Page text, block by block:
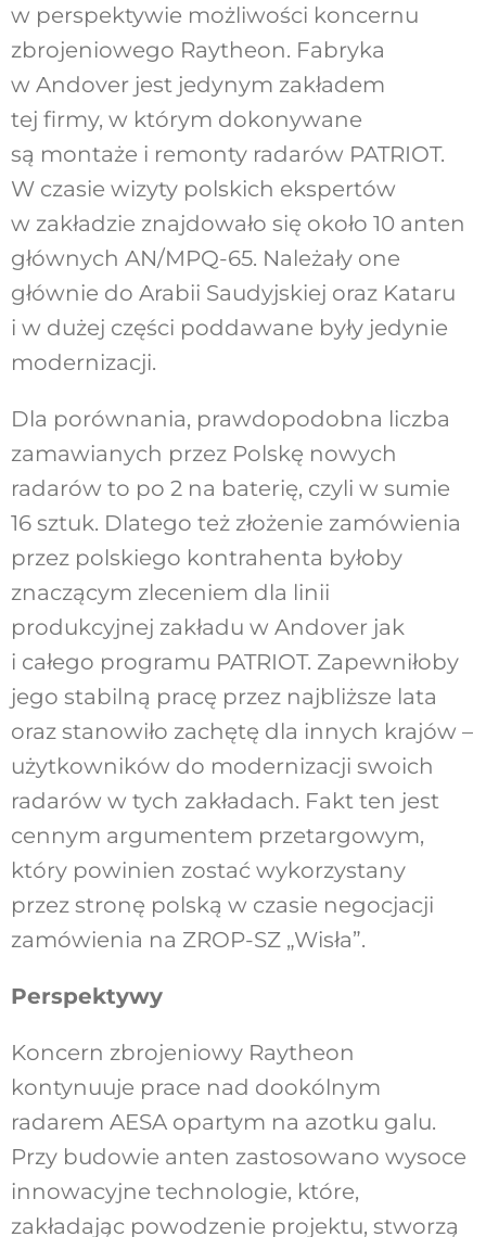
w perspektywie możliwości koncernu
zbrojeniowego Raytheon. Fabryka
w Andover jest jedynym zakładem
tej firmy, w którym dokonywane
są montaże i remonty radarów PATRIOT.
W czasie wizyty polskich ekspertów
w zakładzie znajdowało się około 10 anten
głównych AN/MPQ-65. Należały one
głównie do Arabii Saudyjskiej oraz Kataru
i w dużej części poddawane były jedynie
modernizacji.
Dla porównania, prawdopodobna liczba
zamawianych przez Polskę nowych
radarów to po 2 na baterię, czyli w sumie
16 sztuk. Dlatego też złożenie zamówienia
przez polskiego kontrahenta byłoby
znaczącym zleceniem dla linii
produkcyjnej zakładu w Andover jak
i całego programu PATRIOT. Zapewniłoby
jego stabilną pracę przez najbliższe lata
oraz stanowiło zachętę dla innych krajów –
użytkowników do modernizacji swoich
radarów w tych zakładach. Fakt ten jest
cennym argumentem przetargowym,
który powinien zostać wykorzystany
przez stronę polską w czasie negocjacji
zamówienia na ZROP-SZ „Wisła”.
Perspektywy
Koncern zbrojeniowy Raytheon
kontynuuje prace nad dookólnym
radarem AESA opartym na azotku galu.
Przy budowie anten zastosowano wysoce
innowacyjne technologie, które,
zakładając powodzenie projektu, stworzą